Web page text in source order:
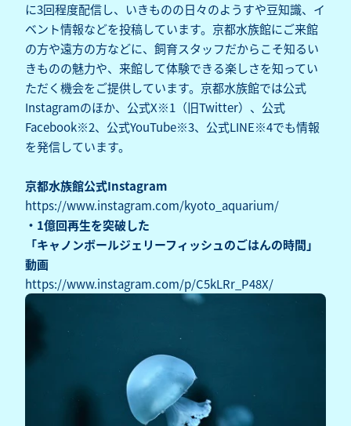
に3回程度配信し、いきものの日々のようすや豆知識、イ
ベント情報などを投稿しています。京都水族館にご来館
の方や遠方の方などに、飼育スタッフだからこそ知るい
きものの魅力や、来館して体験できる楽しさを知ってい
ただく機会をご提供しています。京都水族館では公式
Instagramのほか、公式X※1（旧Twitter）、公式
Facebook※2、公式YouTube※3、公式LINE※4でも情報
を発信しています。
京都水族館公式Instagram
https://www.instagram.com/kyoto_aquarium/
・1億回再生を突破した
「キャノンボールジェリーフィッシュのごはんの時間」
動画
https://www.instagram.com/p/C5kLRr_P48X/